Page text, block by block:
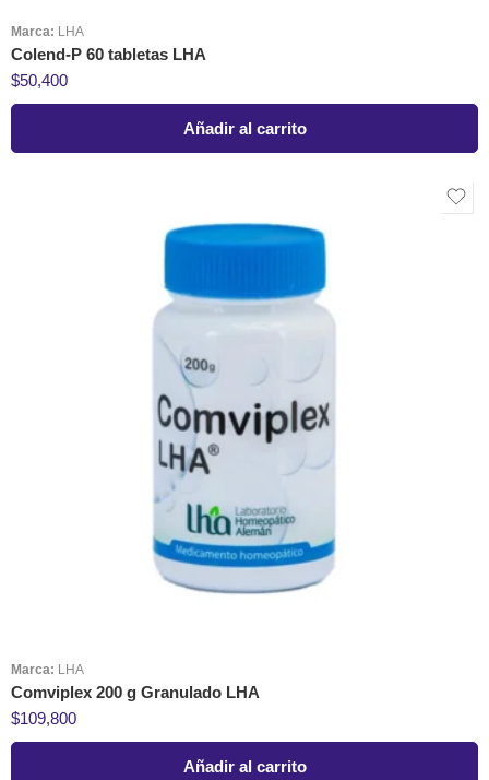
Marca: LHA
Colend-P 60 tabletas LHA
$50,400
Añadir al carrito
Marca: LHA
Comviplex 200 g Granulado LHA
$109,800
Añadir al carrito